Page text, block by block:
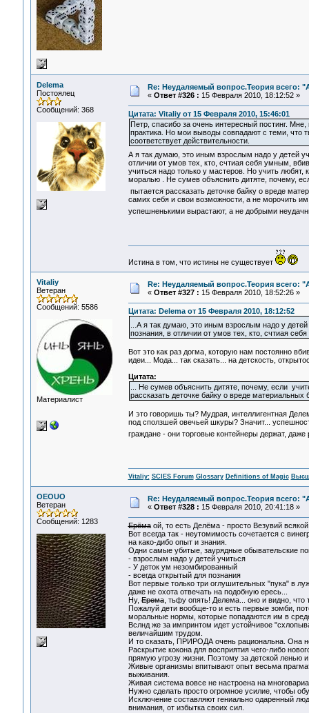
Delema
Постоялец
Сообщений: 368
Re: Неудаляемый вопрос.Теория всего:
« Ответ #326 : 15 Февраля 2010, 18:12:52 »
Цитата: Vitaliy от 15 Февраля 2010, 15:46:01
Петр, спасибо за очень интересный постинг.
практика. Но мои выводы совпадают с теми, что
соответствует действительности.
А я так думаю, это иным взрослым надо у детей
отличии от умов тех, кто, счтиая себя умным,
учиться надо только у мастеров. Но учить
моралью . Не сумев объяснить дитяте, почему,
пытается рассказать деточке байку о вреде
самих себя и свои возможности, а не морочить
успешненькими вырастают, а не добрыми
Истина в том, что истины не существует
Vitaliy
Ветеран
Сообщений: 5586
Материалист
Re: Неудаляемый вопрос.Теория всего:
« Ответ #327 : 15 Февраля 2010, 18:52:26 »
Цитата: Delema от 15 Февраля 2010, 18:12:52
...А я так думаю, это иным взрослым надо у
познания, в отличии от умов тех, кто, счтиая
Вот это как раз догма, которую нам постоянно
идеи... Мода... так сказать... на детскость,
Цитата:
... Не сумев объяснить дитяте, почему, если
рассказать деточке байку о вреде материальных
И это говоришь ты? Мудрая, интеллигентная
под сползшей овечьей шкуры? Значит...
граждане - они торговые контейнеры держат,
Vitaliy: SCIES Forum Glossary Definitions of Magic
OEOUO
Ветеран
Сообщений: 1283
Re: Неудаляемый вопрос.Теория всего:
« Ответ #328 : 15 Февраля 2010, 20:41:18 »
Ерёмаой, то есть Делёма - просто Везувий
Вот всегда так - неутомимость сочетается с
на како-дибо опыт и знания.
Одни самые убитые, заурядные обывательские
- взрослым надо у детей учиться
- У деток ум незомбированный
- всегда открытый для познания
Вот первые только три оглушительных "пука" в
даже не охота отвечать на подобную ересь...
Ну,Ерема, тьфу опять! Делема... оно и видно, что
Пожалуй дети вообще-то и есть первые зомби,
моральные нормы, которые попадаются им в
Вслнд же за импринтом идет устойчивое
величайшим трудом.
И то сказать, ПРИРОДА очень рациональна. Она
Раскрытие кокона для восприятия чего-либо
прямую угрозу жизни. Поэтому за детской ленью
Живые организмы впитывают опыт весьма
выживания.
Живая система вовсе не настроена на
Нужно сделать просто огромное усилие, чтобы
Исключение составляют гениально одаренный
внимания, от избытка своих сил.